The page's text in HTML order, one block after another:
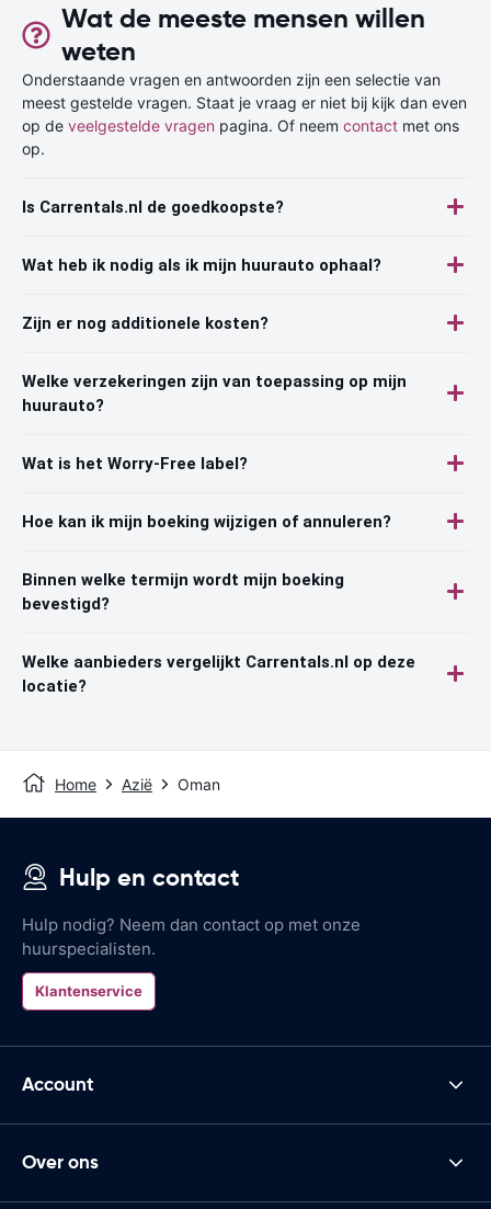
Wat de meeste mensen willen
weten
Onderstaande vragen en antwoorden zijn een selectie van
meest gestelde vragen. Staat je vraag er niet bij kijk dan even
op de veelgestelde vragen pagina. Of neem contact met ons
op.
Is Carrentals.nl de goedkoopste?
Wat heb ik nodig als ik mijn huurauto ophaal?
Zijn er nog additionele kosten?
Welke verzekeringen zijn van toepassing op mijn
huurauto?
Wat is het Worry-Free label?
Hoe kan ik mijn boeking wijzigen of annuleren?
Binnen welke termijn wordt mijn boeking
bevestigd?
Welke aanbieders vergelijkt Carrentals.nl op deze
locatie?
Home Azië Oman
Hulp en contact
Hulp nodig? Neem dan contact op met onze
huurspecialisten.
Klantenservice
Account
Over ons